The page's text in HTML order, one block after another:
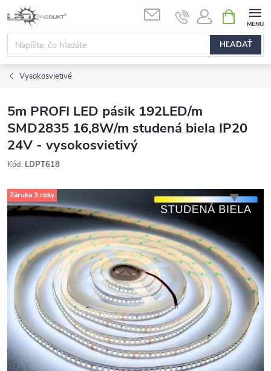
Prejsť
na
obsah
HĽADAŤ
KOŠÍK
Vysokosvietivé
5m PROFI LED pásik 192LED/m
SMD2835 16,8W/m studená biela IP20
24V - vysokosvietivý
Kód: LDPT618
Záruka 3 roky